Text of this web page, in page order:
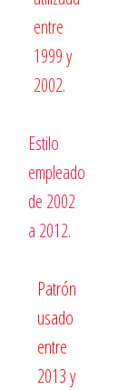
entre
1999 y
2002.
Estilo
empleado
de 2002
a 2012.
Patrón
usado
entre
2013 y